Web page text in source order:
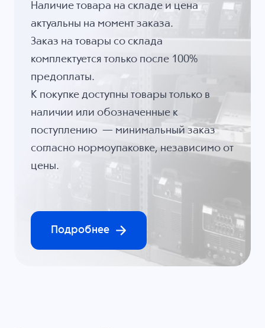
Наличие товара на складе и цена
актуальны на момент заказа.
Заказ на товары со склада
комплектуется только после 100%
предоплаты.
К покупке доступны товары только в
наличии или обозначенные к
поступлению — минимальный заказ
согласно нормоупаковке, независимо от
цены.
Подробнее